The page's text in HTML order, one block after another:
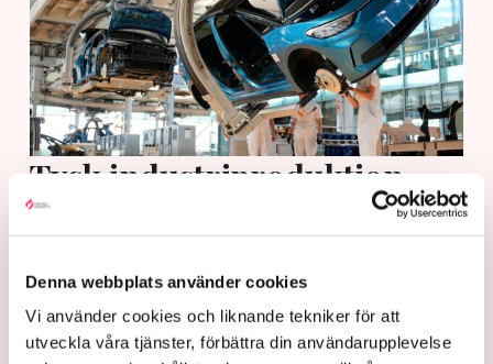
Denna webbplats använder cookies
Vi använder cookies och liknande tekniker för att
utveckla våra tjänster, förbättra din användarupplevelse
Tysk industriproduktion
steg i juni
Tysklands industriproduktion steg med 0,2
procent i juni jämfört med månaden före.
17 hours ago |